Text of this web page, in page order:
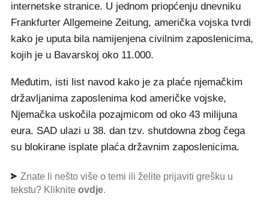
internetske stranice. U jednom priopćenju dnevniku
Frankfurter Allgemeine Zeitung, američka vojska tvrdi
kako je uputa bila namijenjena civilnim zaposlenicima,
kojih je u Bavarskoj oko 11.000.
Međutim, isti list navod kako je za plaće njemačkim
državljanima zaposlenima kod američke vojske,
Njemačka uskočila pozajmicom od oko 43 milijuna
eura. SAD ulazi u 38. dan tzv. shutdowna zbog čega
su blokirane isplate plaća državnim zaposlenicima.
Znate li nešto više o temi ili želite prijaviti grešku u
tekstu? Kliknite ovdje.